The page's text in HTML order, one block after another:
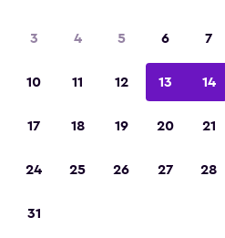
3 4 5 6 7
10 11 12 13 14
17 18 19 20 21
24 25 26 27 28
31